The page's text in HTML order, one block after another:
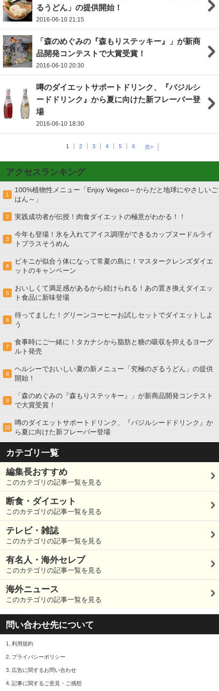
るうどん」の提供開始！
2016-06-10 21:15
「森のめぐみの『森もりステッキー』」が新商
品開発コンテストで大賞受賞！
2016-06-10 20:30
噂のダイエットサポートドリンク、『バジルシ
ードドリンク』から夏に向けた新フレーバー登
場
2016-06-10 18:30
1 2 3 4 5 6 次>
アクセスランキング
1
100%植物性メニュー「Enjoy Vegeco～からだと地球にやさしいご
はん～」
2 実践成功者が伝授！肉食ダイエットの極意がわかる！！
3
今年も登場！氷を入れてアイス調理ができるカップヌードルライ
トプラスそうめん
4
ビキニが似合う体になって常夏の島に！マスタークレンズダイエ
ットのキャンペーン
5
おいしくて満足感があるから続けられる！あの置き換えダイエッ
ト食品に新味登場
6
待ってました！グリーンコーヒーお試しセットでダイエットしよ
う
7
食事時にご一緒に！タカナシから脂肪と糖の吸収を抑えるヨーグ
ルト発売
8
ヘルシーでおいしい夏の新メニュー「究極のざるうどん」の提供
開始！
9
「森のめぐみの『森もりステッキー』」が新商品開発コンテスト
で大賞受賞！
10
噂のダイエットサポートドリンク、『バジルシードドリンク』か
ら夏に向けた新フレーバー登場
カテゴリ一覧
編集長おすすめ
このカテゴリの記事一覧を見る
断食・ダイエット
このカテゴリの記事一覧を見る
テレビ・雑誌
このカテゴリの記事一覧を見る
有名人・海外セレブ
このカテゴリの記事一覧を見る
海外ニュース
このカテゴリの記事一覧を見る
問い合わせ先について
1. 利用規約
2. プライバシーポリシー
3. 広告に関するお問い合わせ
4. 記事に関するご意見・ご感想